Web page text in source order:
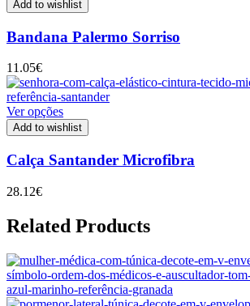
Add to wishlist
Bandana Palermo Sorriso
11.05€
Ver opções
Add to wishlist
Calça Santander Microfibra
28.12€
Related Products